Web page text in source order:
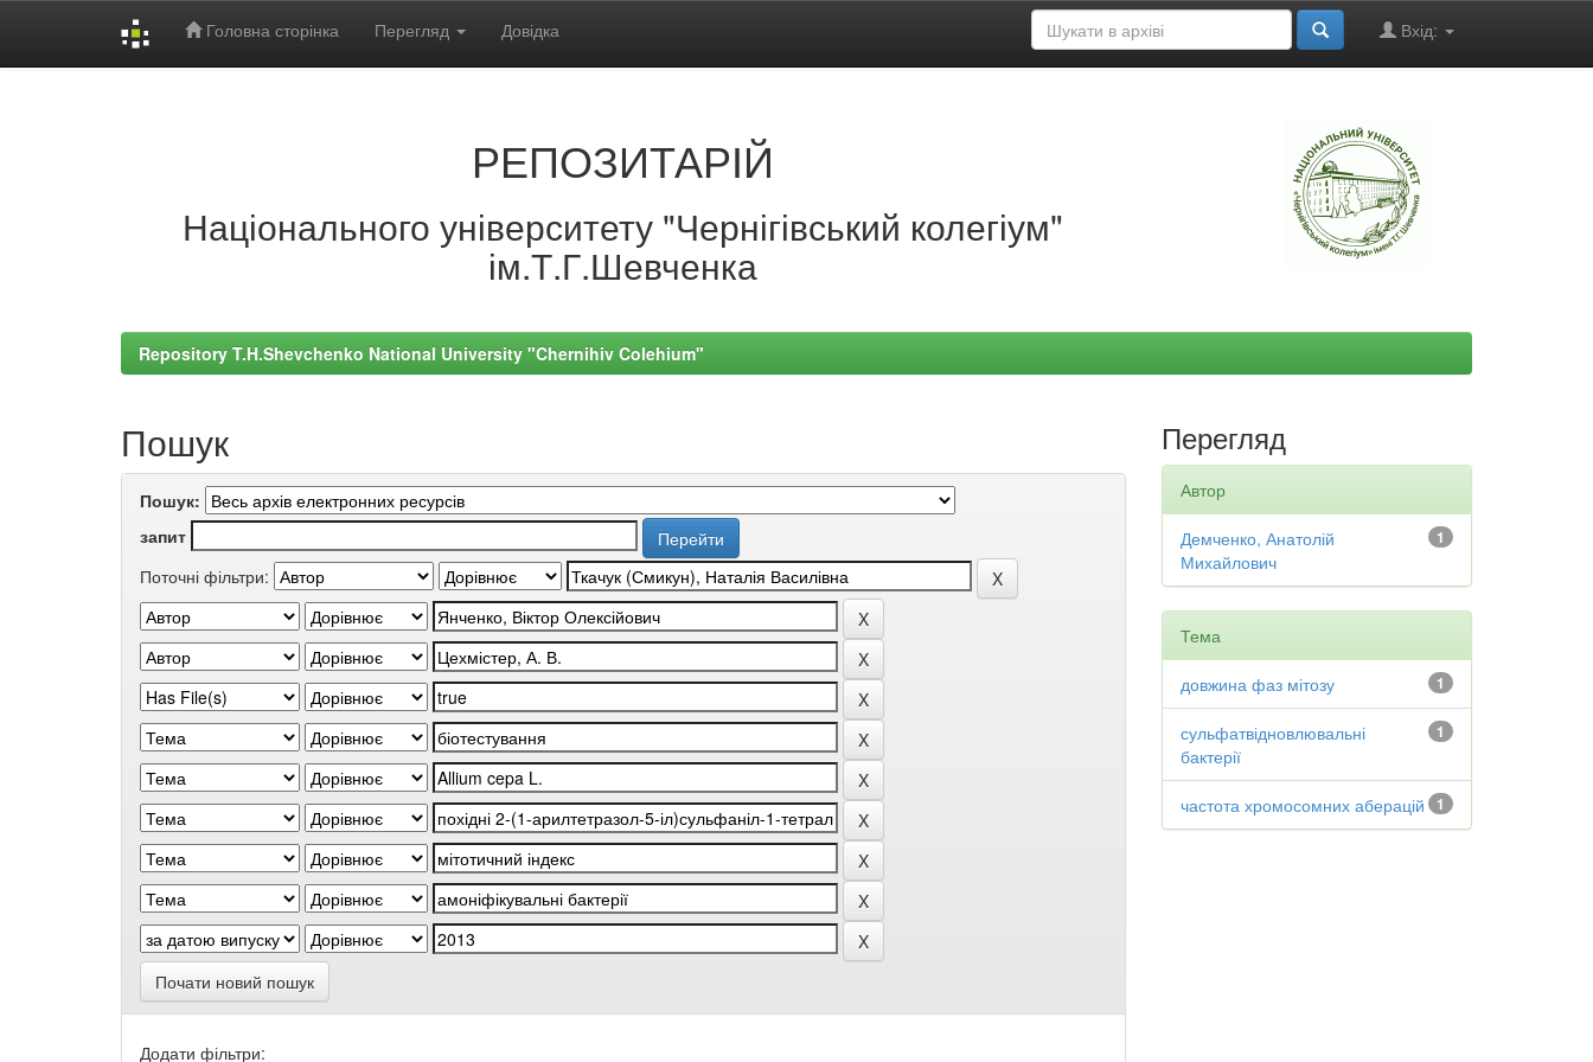
Головна сторінка Перегляд Довідка Вхід:
РЕПОЗИТАРІЙ
Національного університету "Чернігівський колегіум"
ім.Т.Г.Шевченка
Repository T.H.Shevchenko National University "Chernihiv Colehium"
Пошук
Пошук:
запит
Поточні фільтри:
Почати новий пошук
Додати фільтри:
Перегляд
Автор
1
Демченко, Анатолій
Михайлович
Тема
1
довжина фаз мітозу
1
сульфатвідновлювальні
бактерії
1
частота хромосомних аберацій